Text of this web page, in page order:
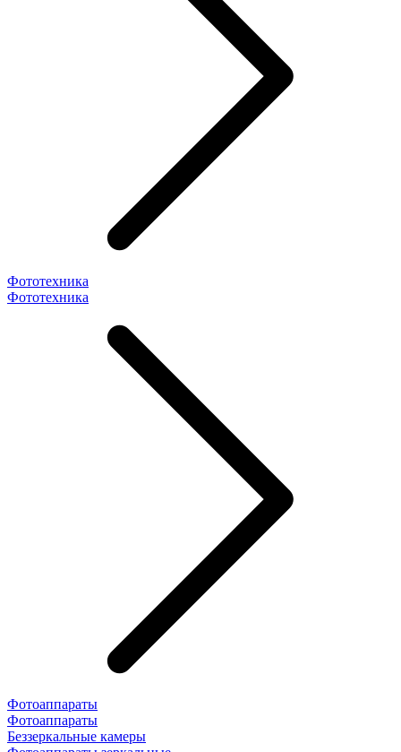
Фототехника
Фототехника
Фотоаппараты
Фотоаппараты
Беззеркальные камеры